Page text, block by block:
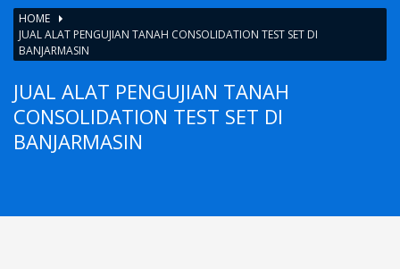
HOME
JUAL ALAT PENGUJIAN TANAH CONSOLIDATION TEST SET DI
BANJARMASIN
JUAL ALAT PENGUJIAN TANAH
CONSOLIDATION TEST SET DI
BANJARMASIN